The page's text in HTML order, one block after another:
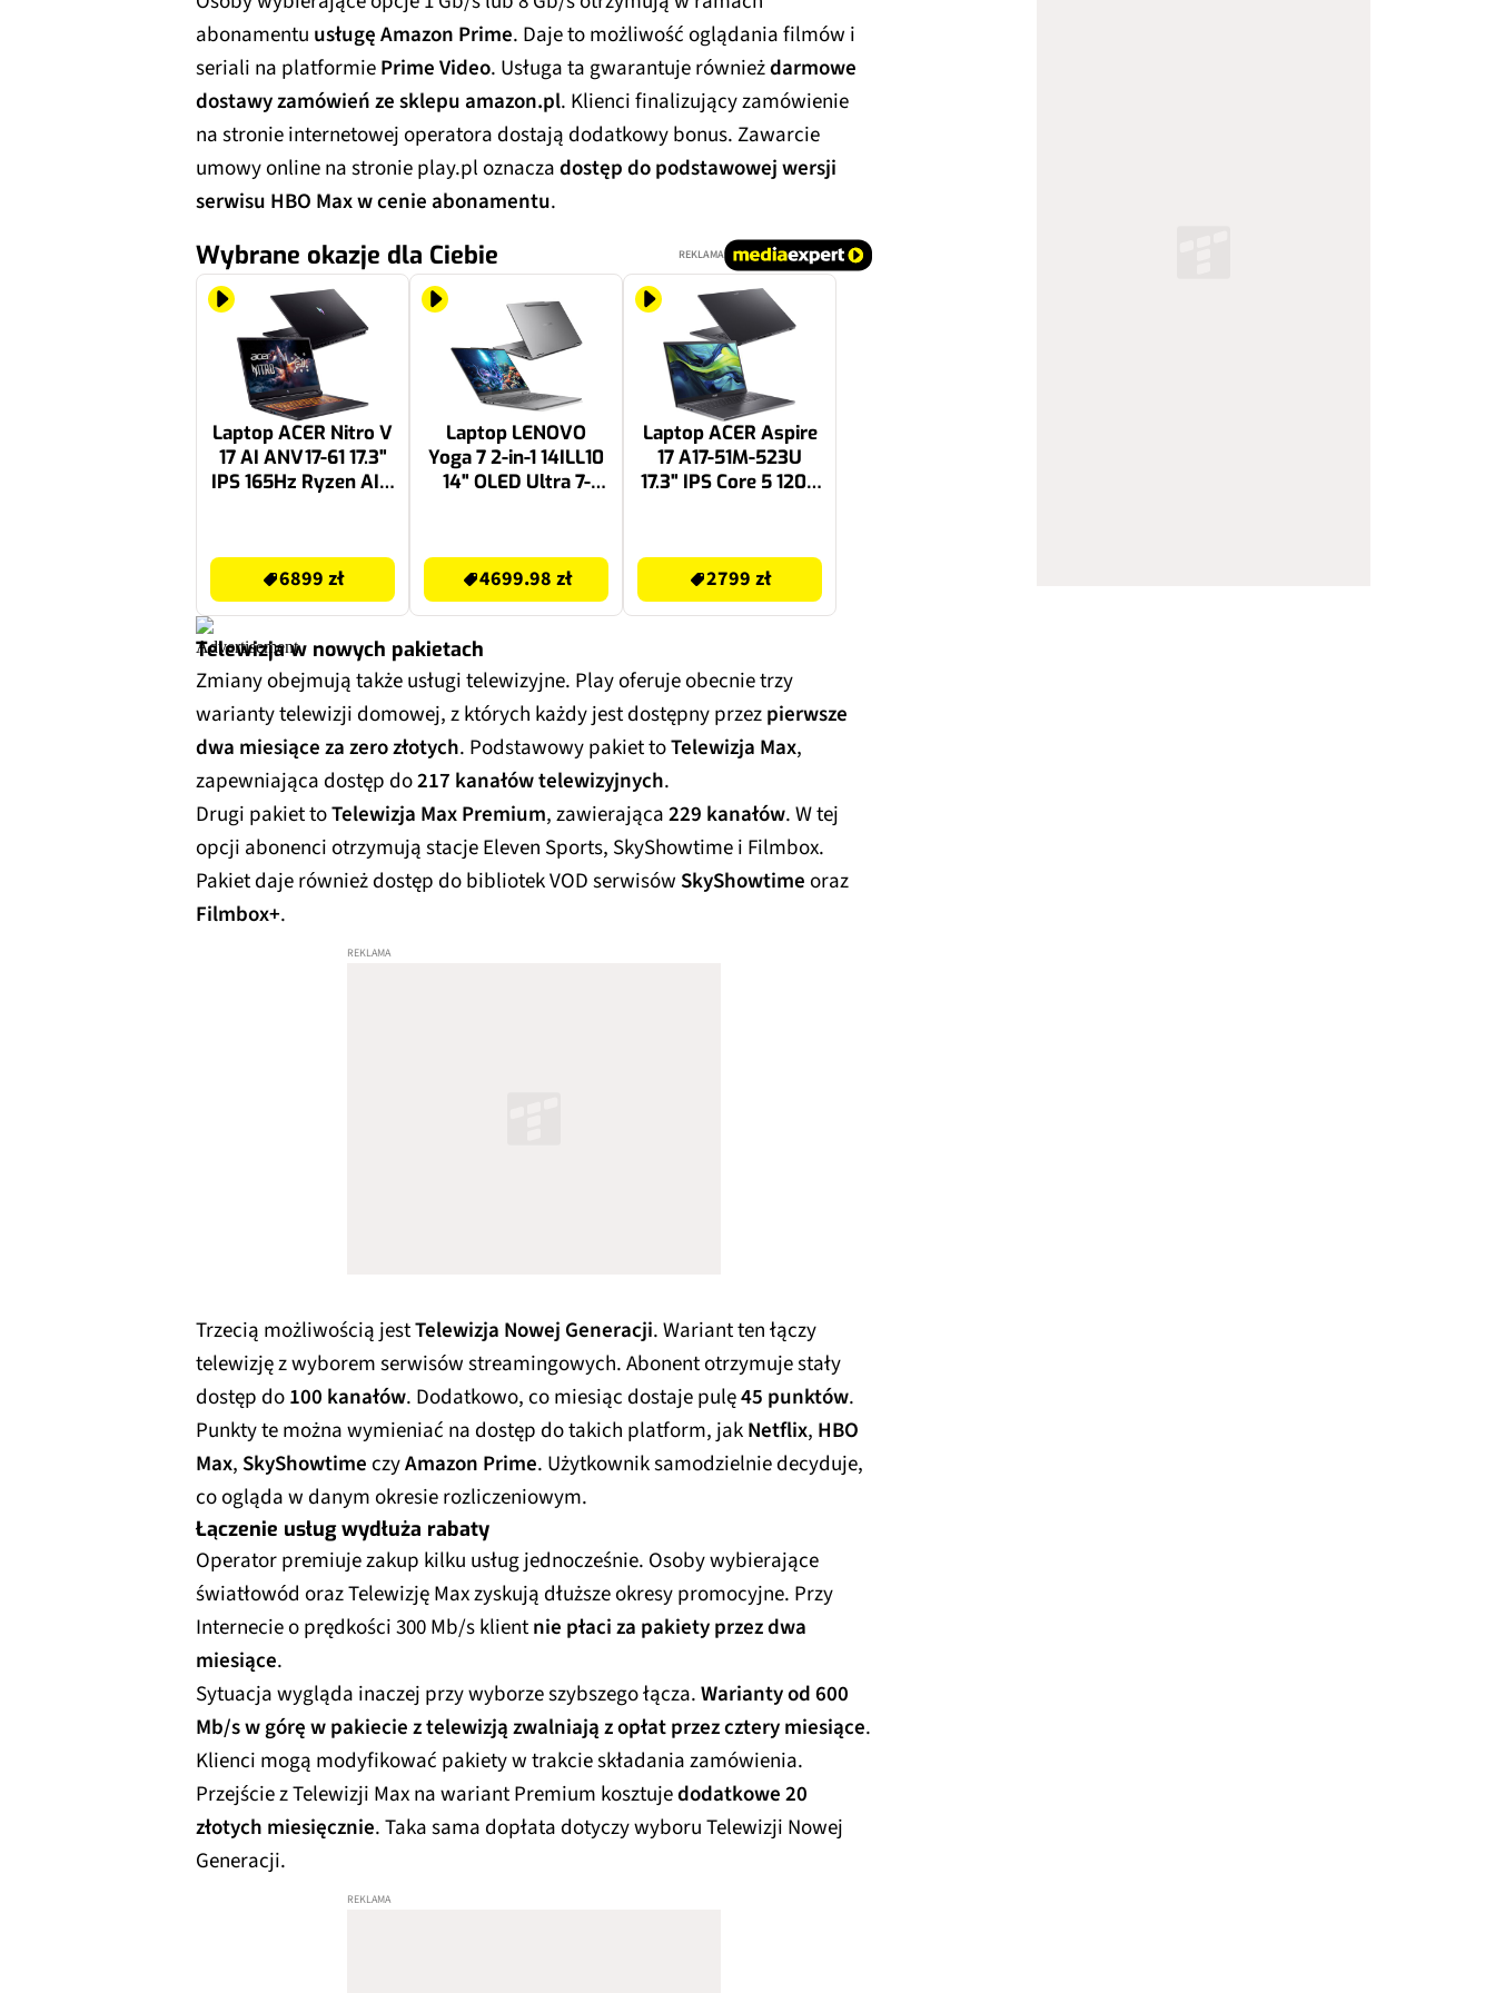
abonamentu usługę Amazon Prime. Daje to możliwość oglądania filmów i
seriali na platformiePrime Video. Usługa ta gwarantuje równieżdarmowe
dostawy zamówień ze sklepu amazon.pl. Klienci finalizujący zamówienie
na stronie internetowej operatora dostają dodatkowy bonus. Zawarcie
umowy online na stronie play.pl oznaczadostęp do podstawowej wersji
serwisu HBO Max w cenie abonamentu.
Wybrane okazje dla Ciebie REKLAMA
Laptop ACER Nitro V
17 AI ANV17-61 17.3"
IPS 165Hz Ryzen AI 7
RTX5060 DLSS 4
Windows 11
Professional,
6899 zł
Laptop LENOVO
Yoga 7 2-in-1 14ILL10
14" OLED Ultra 7-
11 Home
4699.98 zł
Laptop ACER Aspire
17 A17-51M-523U
17.3" IPS Core 5 120U
Home
2799 zł
Telewizja w nowych pakietach
Zmiany obejmują także usługi telewizyjne. Play oferuje obecnie trzy
warianty telewizji domowej, z których każdy jest dostępny przezpierwsze
dwa miesiące za zero złotych. Podstawowy pakiet toTelewizja Max,
zapewniająca dostęp do217 kanałów telewizyjnych.
Drugi pakiet toTelewizja Max Premium, zawierająca229 kanałów. W tej
opcji abonenci otrzymują stacje Eleven Sports, SkyShowtime i Filmbox.
Pakiet daje również dostęp do bibliotek VOD serwisów SkyShowtimeoraz
Filmbox+.
Trzecią możliwością jestTelewizja Nowej Generacji. Wariant ten łączy
telewizję z wyborem serwisów streamingowych. Abonent otrzymuje stały
dostęp do100 kanałów. Dodatkowo, co miesiąc dostaje pulę45 punktów.
Punkty te można wymieniać na dostęp do takich platform, jakNetflix, HBO
Max, SkyShowtimeczyAmazon Prime. Użytkownik samodzielnie decyduje,
co ogląda w danym okresie rozliczeniowym.
Łączenie usług wydłuża rabaty
Operator premiuje zakup kilku usług jednocześnie. Osoby wybierające
światłowód oraz Telewizję Max zyskują dłuższe okresy promocyjne. Przy
Internecie o prędkości 300 Mb/s klientnie płaci za pakiety przez dwa
miesiące.
Sytuacja wygląda inaczej przy wyborze szybszego łącza.Warianty od 600
Mb/s w górę w pakiecie z telewizją zwalniają z opłat przez cztery miesiące.
Klienci mogą modyfikować pakiety w trakcie składania zamówienia.
Przejście z Telewizji Max na wariant Premium kosztujedodatkowe 20
złotych miesięcznie. Taka sama dopłata dotyczy wyboru Telewizji Nowej
Generacji.